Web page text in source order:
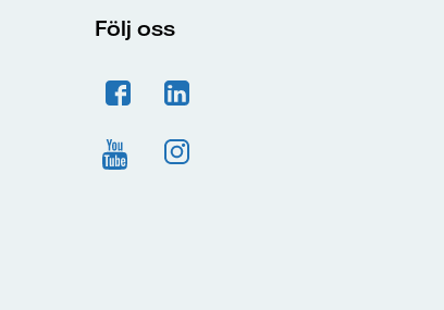
Följ oss